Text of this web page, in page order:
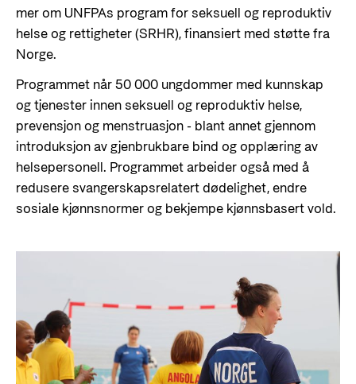
mer om UNFPAs program for seksuell og reproduktiv
helse og rettigheter (SRHR), finansiert med støtte fra
Norge.
Programmet når 50 000 ungdommer med kunnskap
og tjenester innen seksuell og reproduktiv helse,
prevensjon og menstruasjon - blant annet gjennom
introduksjon av gjenbrukbare bind og opplæring av
helsepersonell. Programmet arbeider også med å
redusere svangerskapsrelatert dødelighet, endre
sosiale kjønnsnormer og bekjempe kjønnsbasert vold.